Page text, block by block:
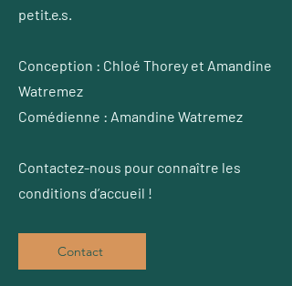
petit·e·s.
Conception : Chloé Thorey et Amandine
Watremez
Comédienne : Amandine Watremez
Contactez-nous pour connaître les
conditions d’accueil !
Contact